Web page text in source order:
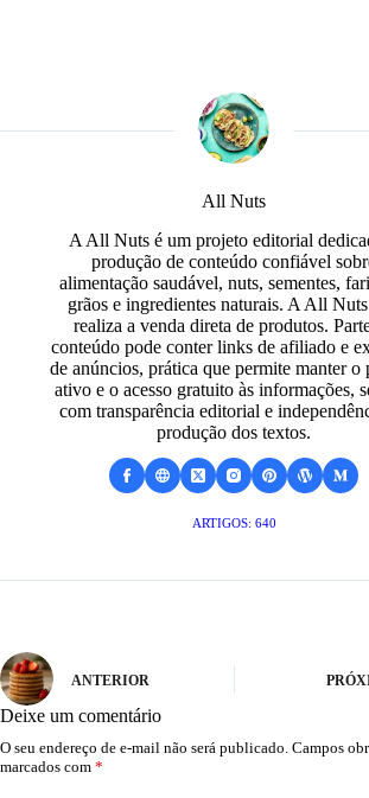
All Nuts
A All Nuts é um projeto editorial
produção de conteúdo confiável
alimentação saudável, nuts, sementes,
grãos e ingredientes naturais. A All
realiza a venda direta de produtos.
conteúdo pode conter links de afiliado e
de anúncios, prática que permite manter o
ativo e o acesso gratuito às informações,
com transparência editorial e
produção dos textos.
ARTIGOS: 640
ANTERIOR
Deixe um comentário
O seu endereço de e-mail não será publicado. Campos
marcados com *